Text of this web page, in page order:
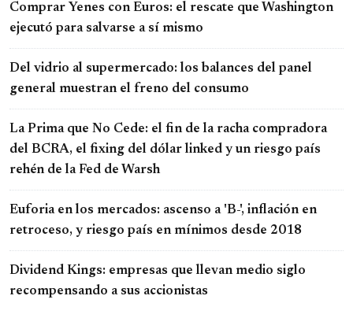
Comprar Yenes con Euros: el rescate que Washington
ejecutó para salvarse a sí mismo
Del vidrio al supermercado: los balances del panel
general muestran el freno del consumo
La Prima que No Cede: el fin de la racha compradora
del BCRA, el fixing del dólar linked y un riesgo país
rehén de la Fed de Warsh
Euforia en los mercados: ascenso a 'B-', inflación en
retroceso, y riesgo país en mínimos desde 2018
Dividend Kings: empresas que llevan medio siglo
recompensando a sus accionistas